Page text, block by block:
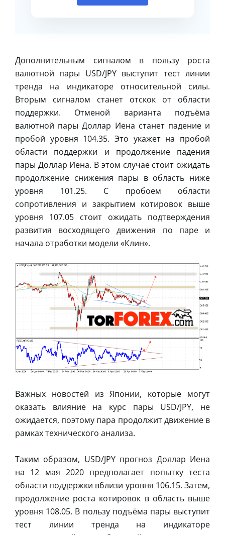
Дополнительным сигналом в пользу роста
валютной пары USD/JPY выступит тест линии
тренда на индикаторе относительной силы.
Вторым сигналом станет отскок от области
поддержки. Отменой варианта подъёма
валютной пары Доллар Иена станет падение и
пробой уровня 104.35. Это укажет на пробой
области поддержки и продолжение падения
пары Доллар Иена. В этом случае стоит ожидать
продолжение снижения пары в область ниже
уровня 101.25. С пробоем области
сопротивления и закрытием котировок выше
уровня 107.05 стоит ожидать подтверждения
развития восходящего движения по паре и
начала отработки модели «Клин».
Важных новостей из Японии, которые могут
оказать влияние на курс пары USD/JPY, не
ожидается, поэтому пара продолжит движение в
рамках технического анализа.
Таким образом, USD/JPY прогноз Доллар Иена
на 12 мая 2020 предполагает попытку теста
области поддержки вблизи уровня 106.15. Затем,
продолжение роста котировок в область выше
уровня 108.05. В пользу подъёма пары выступит
тест линии тренда на индикаторе